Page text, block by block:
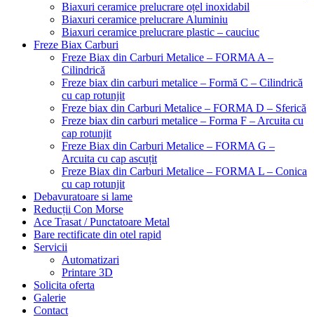
Biaxuri ceramice prelucrare oțel inoxidabil
Biaxuri ceramice prelucrare Aluminiu
Biaxuri ceramice prelucrare plastic – cauciuc
Freze Biax Carburi
Freze Biax din Carburi Metalice – FORMA A –
Cilindrică
Freze biax din carburi metalice – Formă C – Cilindrică
cu cap rotunjit
Freze biax din Carburi Metalice – FORMA D – Sferică
Freze biax din carburi metalice – Forma F – Arcuita cu
cap rotunjit
Freze Biax din Carburi Metalice – FORMA G –
Arcuita cu cap ascuțit
Freze Biax din Carburi Metalice – FORMA L – Conica
cu cap rotunjit
Debavuratoare si lame
Reducții Con Morse
Ace Trasat / Punctatoare Metal
Bare rectificate din otel rapid
Servicii
Automatizari
Printare 3D
Solicita oferta
Galerie
Contact